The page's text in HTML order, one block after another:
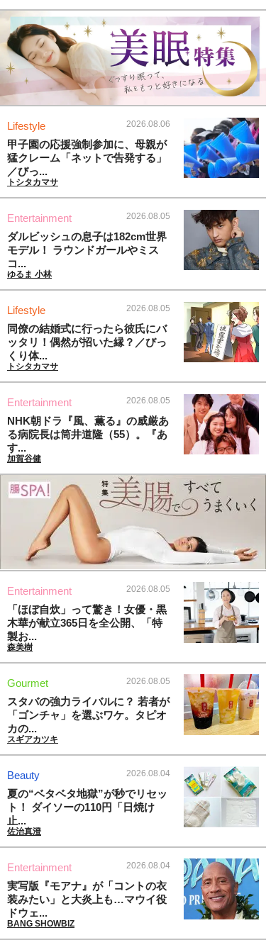
Lifestyle 2026.08.06
甲子園の応援強制参加に、母親が
猛クレーム「ネットで告発する」
／びっ...
トシタカマサ
Entertainment 2026.08.05
ダルビッシュの息子は182cm世界
モデル！ ラウンドガールやミス
コ...
ゆるま 小林
Lifestyle 2026.08.05
同僚の結婚式に行ったら彼氏にバ
ッタリ！偶然が招いた縁？／びっ
くり体...
トシタカマサ
Entertainment 2026.08.05
NHK朝ドラ『風、薫る』の威厳あ
る病院長は筒井道隆（55）。『あ
す...
加賀谷健
Entertainment 2026.08.05
「ほぼ自炊」って驚き！女優・黒
木華が献立365日を全公開、「特
製お...
森美樹
Gourmet 2026.08.05
スタバの強力ライバルに？ 若者が
「ゴンチャ」を選ぶワケ。タピオ
カの...
スギアカツキ
Beauty 2026.08.04
夏の“ベタベタ地獄”が秒でリセッ
ト！ ダイソーの110円「日焼け
止...
佐治真澄
Entertainment 2026.08.04
実写版『モアナ』が「コントの衣
装みたい」と大炎上も…マウイ役
ドウェ...
BANG SHOWBIZ